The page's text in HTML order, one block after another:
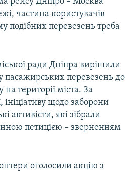
частина користувачів
подібних перевезень треба
ради Дніпра вирішили
пасажирських перевезень до
території міста. За
ініціативу щодо заборони
активісти, які зібрали
петицією – зверненням
оголосили акцію з